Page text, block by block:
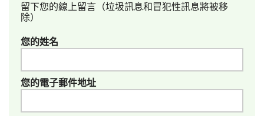
留下您的線上留言（垃圾訊息和冒犯性訊息將被移
除）
您的姓名
您的電子郵件地址